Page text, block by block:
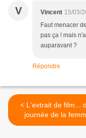
V Vincent 15/03/
Faut menacer
pas ça ! mais
auparavant ?
Répondre
< L'extrait de film... de la
journée de la